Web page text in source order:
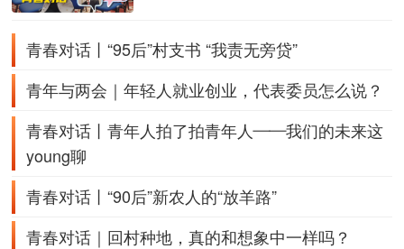
青春对话丨“95后”村支书 “我责无旁贷”
青年与两会｜年轻人就业创业，代表委员怎么说？
青春对话丨青年人拍了拍青年人——我们的未来这
young聊
青春对话丨“90后”新农人的“放羊路”
青春对话｜回村种地，真的和想象中一样吗？